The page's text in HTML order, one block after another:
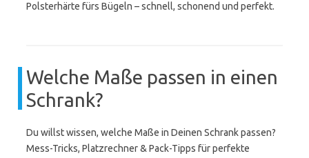
Polsterhärte fürs Bügeln – schnell, schonend und perfekt.
Welche Maße passen in einen
Schrank?
Du willst wissen, welche Maße in Deinen Schrank passen?
Mess-Tricks, Platzrechner & Pack-Tipps für perfekte